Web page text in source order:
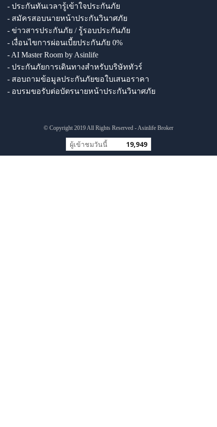
- ประกันทันเวลารู้เข้าใจประกันภัย
- สมัครสอบนายหน้าประกันวินาศภัย
- ข่าวสารประกันภัย / รู้รอบประกันภัย
- เงื่อนไขการผ่อนเบี้ยประกันภัย 0%
- AI Master Room by Asinlife
- ประกันภัยการเดินทางสำหรับบริษัททัวร์
- สอบถามข้อมูลประกันภัยขอใบเสนอราคา
- อบรมขอรับต่อบัตรนายหน้าประกันวินาศภัย
© Copyright 2019 All Rights Reserved - Asinlife Broker
ผู้เข้าชมวันนี้ 19,949